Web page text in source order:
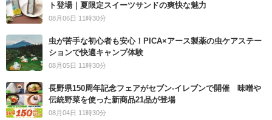
ト登場｜夏限定スイーツサンドの爽快な魅力
08月06日 11時30分
虫が苦手な初心者も安心！PICA×アース製薬の虫ケアステー
ションで快適キャンプ体験
08月05日 11時30分
長野県150周年記念フェアがセブン-イレブンで開催 味噌や
伝統野菜を使った新商品21品が登場
08月04日 11時30分